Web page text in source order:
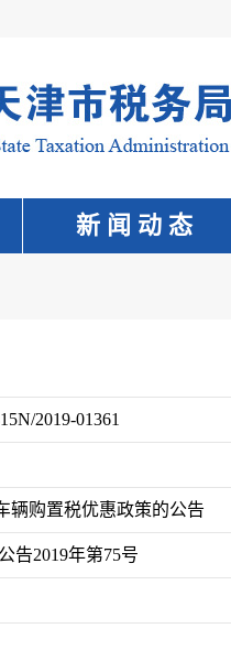
新 闻 动 态
2019-01361
辆购置税优惠政策的公告
告2019年第75号